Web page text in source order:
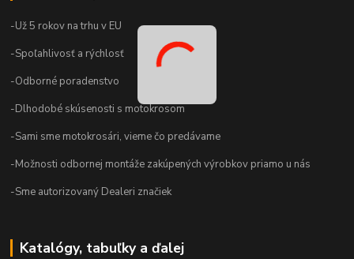
-Už 5 rokov na trhu v EU
-Spoľahlivosť a rýchlosť
-Odborné poradenstvo
-Dlhodobé skúsenosti s motokrosom
-Sami sme motokrosári, vieme čo predávame
-Možnosti odbornej montáže zakúpených výrobkov priamo u nás
-Sme autorizovaný Dealeri značiek
Katalógy, tabuľky a ďalej